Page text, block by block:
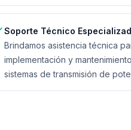
Soporte Técnico
Brindamos asistencia técnica
implementación y
sistemas de transmisión de